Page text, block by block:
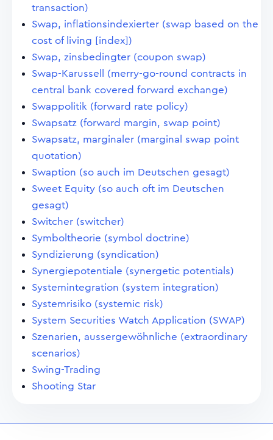
transaction)
Swap, inflationsindexierter (swap based on the
cost of living [index])
Swap, zinsbedingter (coupon swap)
Swap-Karussell (merry-go-round contracts in
central bank covered forward exchange)
Swappolitik (forward rate policy)
Swapsatz (forward margin, swap point)
Swapsatz, marginaler (marginal swap point
quotation)
Swaption (so auch im Deutschen gesagt)
Sweet Equity (so auch oft im Deutschen
gesagt)
Switcher (switcher)
Symboltheorie (symbol doctrine)
Syndizierung (syndication)
Synergiepotentiale (synergetic potentials)
Systemintegration (system integration)
Systemrisiko (systemic risk)
System Securities Watch Application (SWAP)
Szenarien, aussergewöhnliche (extraordinary
scenarios)
Swing-Trading
Shooting Star